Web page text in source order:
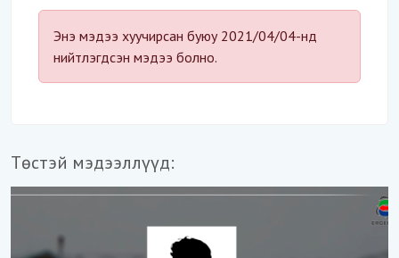
Энэ мэдээ хуучирсан буюу 2021/04/04-нд
нийтлэгдсэн мэдээ болно.
Төстэй мэдээллүүд: